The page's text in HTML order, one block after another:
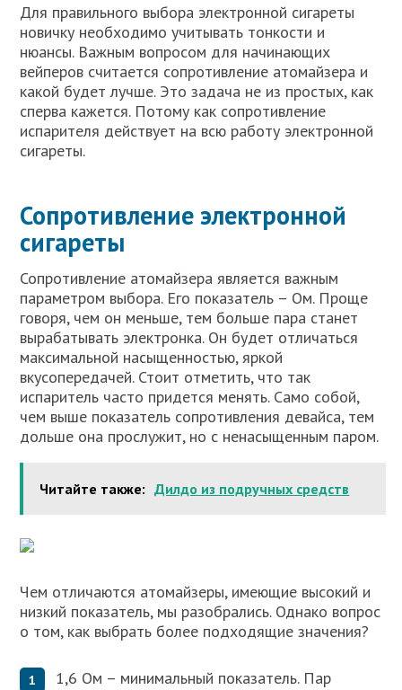
Для правильного выбора электронной сигареты
новичку необходимо учитывать тонкости и
нюансы. Важным вопросом для начинающих
вейперов считается сопротивление атомайзера и
какой будет лучше. Это задача не из простых, как
сперва кажется. Потому как сопротивление
испарителя действует на всю работу электронной
сигареты.
Сопротивление электронной
сигареты
Сопротивление атомайзера является важным
параметром выбора. Его показатель – Ом. Проще
говоря, чем он меньше, тем больше пара станет
вырабатывать электронка. Он будет отличаться
максимальной насыщенностью, яркой
вкусопередачей. Стоит отметить, что так
испаритель часто придется менять. Само собой,
чем выше показатель сопротивления девайса, тем
дольше она прослужит, но с ненасыщенным паром.
Читайте также: Дилдо из подручных средств
Чем отличаются атомайзеры, имеющие высокий и
низкий показатель, мы разобрались. Однако вопрос
о том, как выбрать более подходящие значения?
1,6 Ом – минимальный показатель. Пар